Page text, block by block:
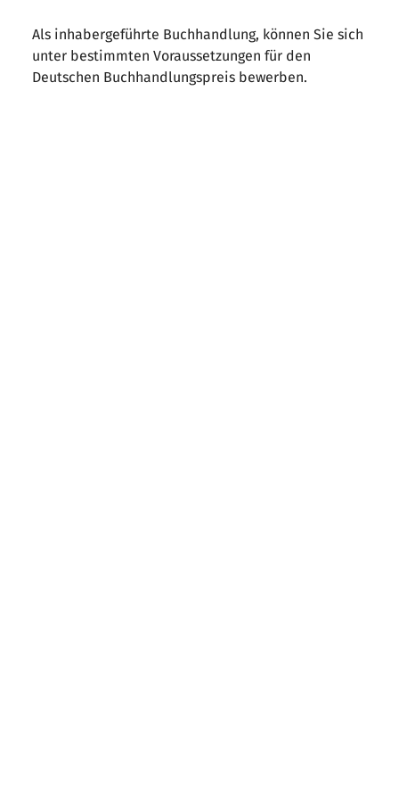
Als inhabergeführte Buchhandlung, können Sie sich
unter bestimmten Voraussetzungen für den
Deutschen Buchhandlungspreis bewerben.